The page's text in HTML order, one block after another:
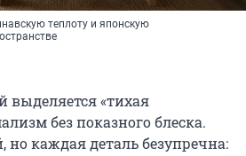
теплоту и японскую
выделяется «тихая
без показного блеска.
каждая деталь безупречна: